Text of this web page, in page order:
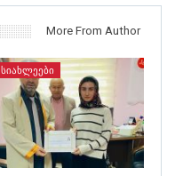
More From Author
ᲡᲘᲐᲮᲚᲔᲔᲑᲘ